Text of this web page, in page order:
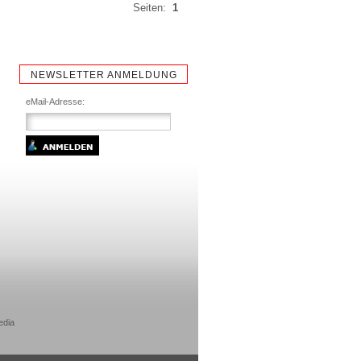
Seiten: 1
NEWSLETTER ANMELDUNG
eMail-Adresse: